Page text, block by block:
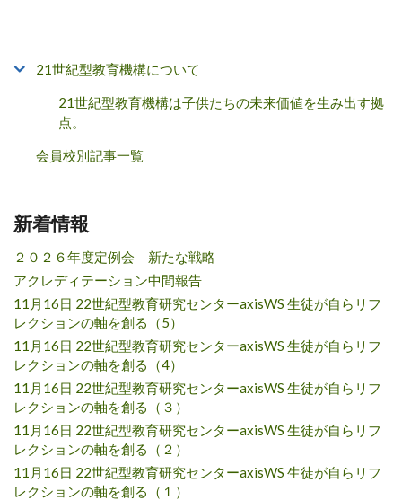
21世紀型教育機構について
21世紀型教育機構は子供たちの未来価値を生み出す拠
点。
会員校別記事一覧
新着情報
２０２６年度定例会 新たな戦略
アクレディテーション中間報告
11月16日 22世紀型教育研究センターaxisWS 生徒が自らリフ
レクションの軸を創る（5）
11月16日 22世紀型教育研究センターaxisWS 生徒が自らリフ
レクションの軸を創る（4）
11月16日 22世紀型教育研究センターaxisWS 生徒が自らリフ
レクションの軸を創る（３）
11月16日 22世紀型教育研究センターaxisWS 生徒が自らリフ
レクションの軸を創る（２）
11月16日 22世紀型教育研究センターaxisWS 生徒が自らリフ
レクションの軸を創る（１）